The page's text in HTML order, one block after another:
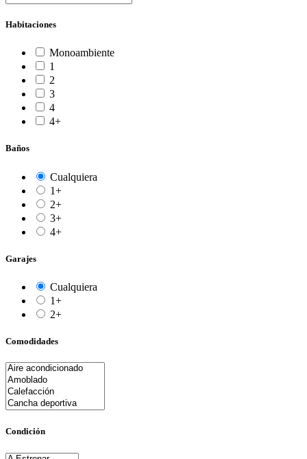
Habitaciones
Monoambiente
1
2
3
4
4+
Baños
Cualquiera
1+
2+
3+
4+
Garajes
Cualquiera
1+
2+
Comodidades
Condición